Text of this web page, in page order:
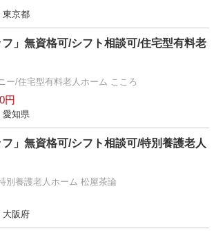
東京都
フ」無資格可/シフト相談可/住宅型有料老
ー/住宅型有料老人ホーム こころ
円
愛知県
フ」無資格可/シフト相談可/特別養護老人
別養護老人ホーム 松屋茶論
大阪府